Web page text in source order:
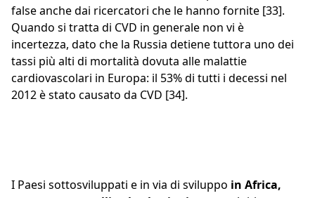
false anche dai ricercatori che le hanno fornite [33].
Quando si tratta di CVD in generale non vi è
incertezza, dato che la Russia detiene tuttora uno dei
tassi più alti di mortalità dovuta alle malattie
cardiovascolari in Europa: il 53% di tutti i decessi nel
2012 è stato causato da CVD [34].
I Paesi sottosviluppati e in via di sviluppo in Africa,